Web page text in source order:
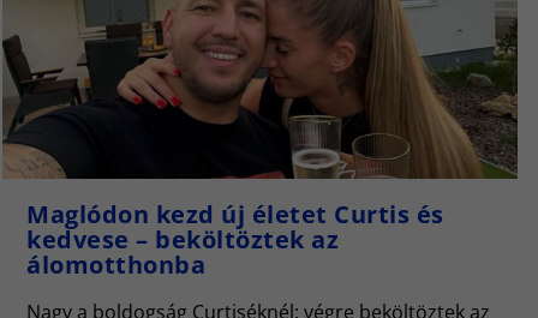
Maglódon kezd új életet Curtis és
kedvese – beköltöztek az
álomotthonba
Nagy a boldogság Curtiséknél: végre beköltöztek az